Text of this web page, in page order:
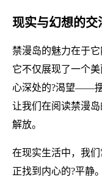
现实与幻想的交
禁漫岛的魅力在于它
它不仅展现了一个
心深处的?渴望——摆
让我们在阅读禁漫
解放。
在现实生活中，我
正找到内心的?平静